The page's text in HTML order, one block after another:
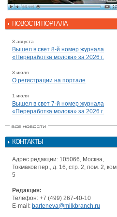
НОВОСТИ ПОРТАЛА
3 августа
Вышел в свет 8-й номер журнала
«Переработка молока» за 2026 г.
3 июля
О регистрации на портале
1 июля
Вышел в свет 7-й номер журнала
«Переработка молока» за 2026 г.
КОНТАКТЫ
Адрес редакции: 105066, Москва,
Токмаков пер., д. 16, стр. 2, пом. 2,
5
Редакция:
Телефон: +7 (499) 267-40-10
E-mail: barteneva@milkbranch.ru